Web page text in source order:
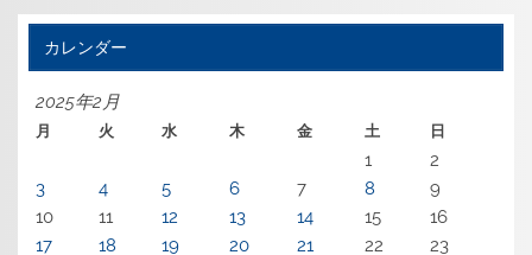
カレンダー
2025年2月
月 火 水 木 金 土 日
1
2
3
4 5 6 7 8
9
10
11 12 13 14 15
16
17
18 19 20 21 22 23